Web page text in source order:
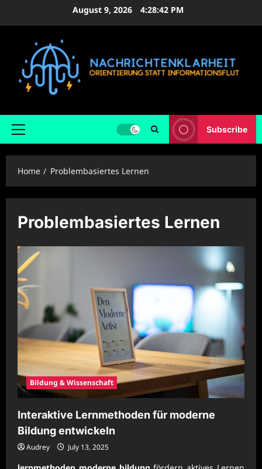
August 9, 2026 4:28:43 PM
Primary
Subscribe
Home Problembasiertes Lernen
Problembasiertes Lernen
Bildung & Wissenschaft
Interaktive Lernmethoden für moderne
Bildung entwickeln
Audrey July 13, 2025